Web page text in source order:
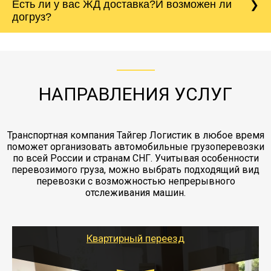
сантиметров. Идеальная упаковка
холодильника - обложить картонными
коробками и обмотать стрейч пленкой.
непредвиденных ситуаций. Делаем страховку
Вашего груза по ставке 0.15 от стоимости
груза. Мы сотрудничаем по услугам страховки
заканчивая выгрузкой в пункте получателя.
морской путь. Речная доставка баржой.
Есть ли у вас ЖД доставка?И возможен ли
догруз?
НАПРАВЛЕНИЯ УСЛУГ
Транспортная компания Тайгер Логистик в любое время
поможет организовать автомобильные грузоперевозки
по всей России и странам СНГ. Учитывая особенности
перевозимого груза, можно выбрать подходящий вид
перевозки с возможностью непрерывного
отслеживания машин.
Квартирный переезд